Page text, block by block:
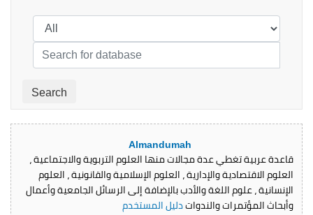
Database Subject Filter
DATABASES
Almandumah
قاعدة عربية تغطي عدة مجالات منها العلوم التربوية والاجتماعية ،
العلوم الاقتصادية والإدارية ، العلوم الإسلامية والقانونية ، العلوم
الإنسانية ، علوم اللغة والأدب بالإضافة إلى الرسائل الجامعية وأعمال
وأبحاث المؤتمرات والندواتدليل المستخدم